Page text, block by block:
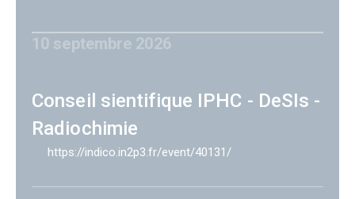
10 septembre 2026
Conseil sientifique IPHC - DeSIs -
Radiochimie
https://indico.in2p3.fr/event/40131/